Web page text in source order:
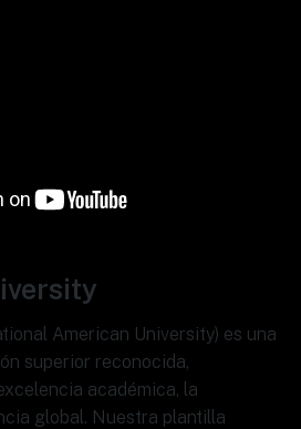
American University) es una
superior reconocida,
académica, la
global. Nuestra plantilla